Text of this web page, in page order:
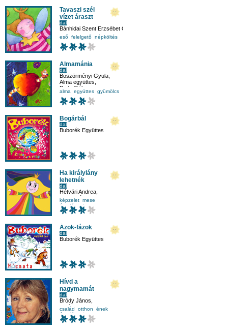
Tavaszi szél
vízet áraszt
dal
Bánhidai Szent Erzsébet Óvoda óvodásai
eső felelgető népköltés
tavasz
Almamánia
dal
Böszörményi Gyula
Alma együttes
Buda Gábor
alma együttes gyümölcs
mese
Bogárbál
dal
Buborék Együttes
Ha királylány
lehetnék
dal
Hétvári Andrea
Csillaghúr Együttes
Sás Károly
képzelet mese
óvodásnak
Ázok-fázok
dal
Buborék Együttes
Hívd a
nagymamát
dal
Bródy János
Halász Judit
család otthon
ének
óvodásnak